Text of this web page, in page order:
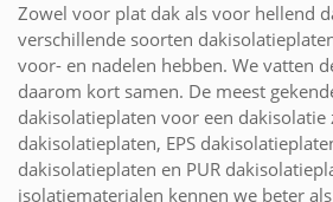
Zowel voor plat dak als voor hellend
verschillende soorten
voor- en nadelen hebben. We vatten
daarom kort samen. De meest
dakisolatieplaten voor een dakisolatie
dakisolatieplaten, EPS
dakisolatieplaten en PUR
isolatiematerialen kennen we beter